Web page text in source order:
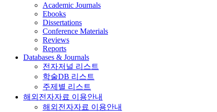
Academic Journals
Ebooks
Dissertations
Conference Materials
Reviews
Reports
Databases & Journals
전자저널 리스트
학술DB 리스트
주제별 리스트
해외전자자료 이용안내
해외전자자료 이용안내